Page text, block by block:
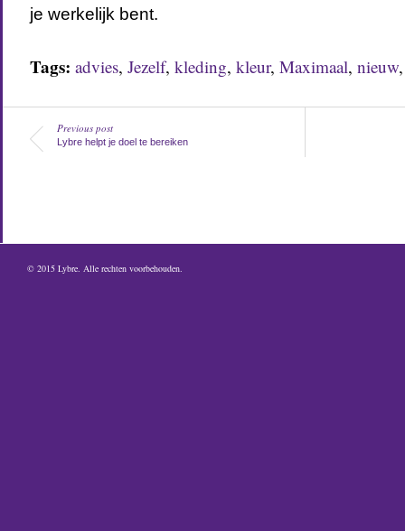
je werkelijk bent.
Tags: advies, Jezelf, kleding, kleur, Maximaal, nieuw
Previous post
Lybre helpt je doel te bereiken
© 2015 Lybre. Alle rechten voorbehouden.